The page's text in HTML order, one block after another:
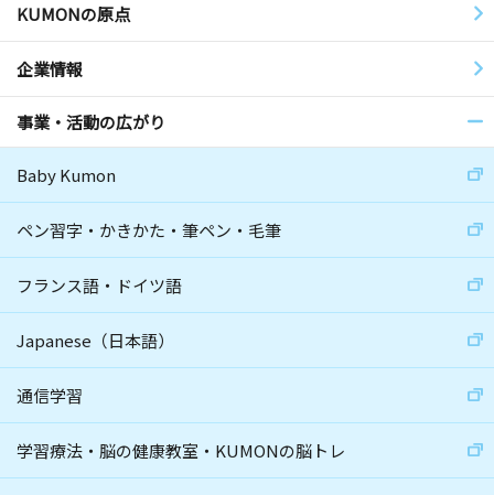
KUMONの原点
企業情報
事業・活動の広がり
Baby Kumon
ペン習字・かきかた・筆ペン・毛筆
フランス語・ドイツ語
Japanese（日本語）
通信学習
学習療法・脳の健康教室・KUMONの脳トレ